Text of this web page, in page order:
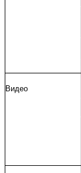
Видео